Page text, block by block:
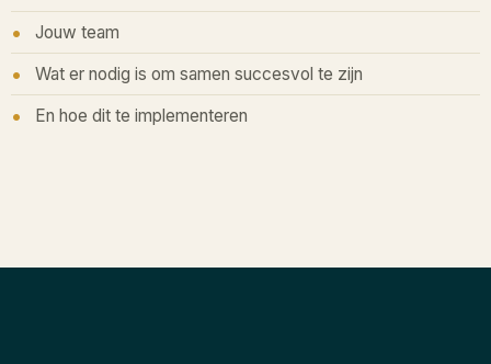
Jouw team
Wat er nodig is om samen succesvol te zijn
En hoe dit te implementeren